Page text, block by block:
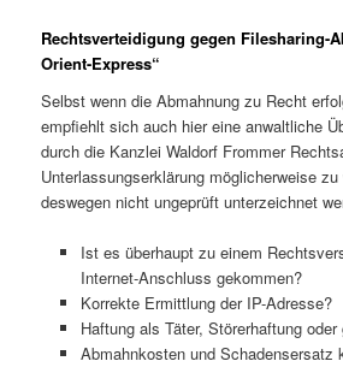
Rechtsverteidigung gegen Filesharing-
Orient-Express“
Selbst wenn die Abmahnung zu Recht
empfiehlt sich auch hier eine anwaltliche
durch die Kanzlei Waldorf Frommer
Unterlassungserklärung möglicherweise
deswegen nicht ungeprüft unterzeichnet
Ist es überhaupt zu einem
Internet-Anschluss gekommen?
Korrekte Ermittlung der IP-Adresse?
Haftung als Täter, Störerhaftung
Abmahnkosten und Schadensersatz